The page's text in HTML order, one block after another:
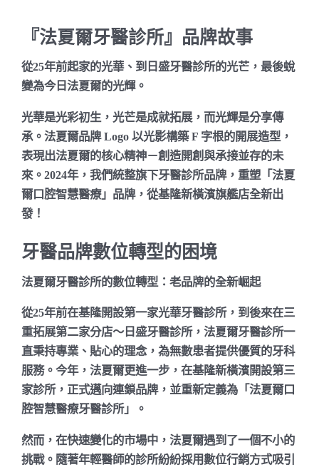
『法夏爾牙醫診所』品牌故事
從25年前起家的光華、到日盛牙醫診所的光芒，最後蛻
變為今日法夏爾的光輝。
光華是光彩初生，光芒是成就拓展，而光輝是分享傳
承。法夏爾品牌 Logo 以光影構築 F 字根的開展造型，
表現出法夏爾的核心精神－創造開創與承接並存的未
來。2024年，我們統整旗下牙醫診所品牌，重塑「法夏
爾口腔智慧醫療」品牌，從基隆新橫濱旗艦店全新出
發！
牙醫品牌數位轉型的困境
法夏爾牙醫診所的數位轉型：老品牌的全新崛起
從25年前在基隆開設第一家光華牙醫診所，到後來在三
重拓展第二家分店～日盛牙醫診所，法夏爾牙醫診所一
直秉持專業、貼心的理念，為無數患者提供優質的牙科
服務。今年，法夏爾更進一步，在基隆新橫濱開設第三
家診所，正式邁向連鎖品牌，並重新定義為「法夏爾口
腔智慧醫療牙醫診所」。
然而，在快速變化的市場中，法夏爾遇到了一個不小的
挑戰。隨著年輕醫師的診所紛紛採用數位行銷方式吸引